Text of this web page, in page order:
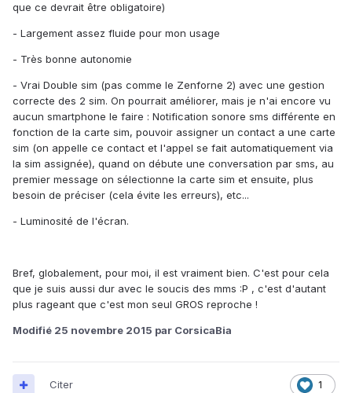
que ce devrait être obligatoire)
- Largement assez fluide pour mon usage
- Très bonne autonomie
- Vrai Double sim (pas comme le Zenforne 2) avec une gestion
correcte des 2 sim. On pourrait améliorer, mais je n'ai encore vu
aucun smartphone le faire : Notification sonore sms différente en
fonction de la carte sim, pouvoir assigner un contact a une carte
sim (on appelle ce contact et l'appel se fait automatiquement via
la sim assignée), quand on débute une conversation par sms, au
premier message on sélectionne la carte sim et ensuite, plus
besoin de préciser (cela évite les erreurs), etc...
- Luminosité de l'écran.
Bref, globalement, pour moi, il est vraiment bien. C'est pour cela
que je suis aussi dur avec le soucis des mms :P , c'est d'autant
plus rageant que c'est mon seul GROS reproche !
Modifié 25 novembre 2015 par CorsicaBia
1
Citer